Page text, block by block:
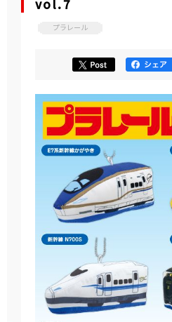
vol.7
プラレール